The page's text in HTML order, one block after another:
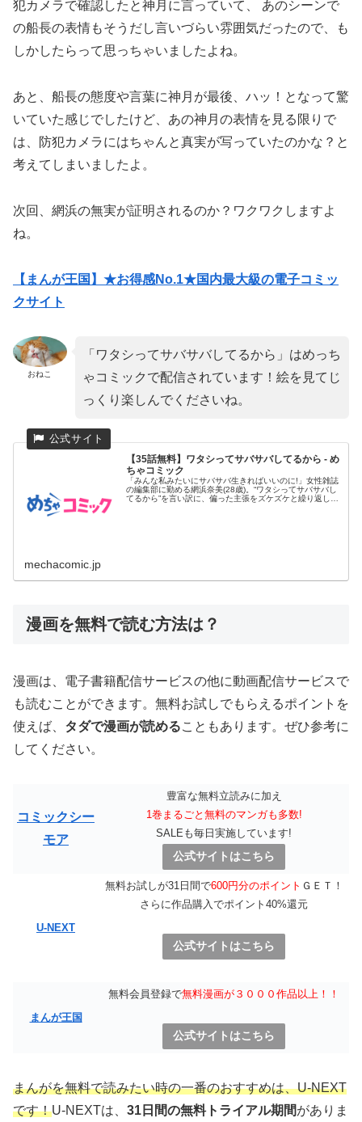
犯カメラで確認したと神月に言っていて、 あのシーンで
の船長の表情もそうだし言いづらい雰囲気だったので、も
しかしたらって思っちゃいましたよね。
あと、船長の態度や言葉に神月が最後、ハッ！となって驚
いていた感じでしたけど、あの神月の表情を見る限りで
は、防犯カメラにはちゃんと真実が写っていたのかな？と
考えてしまいましたよ。
次回、網浜の無実が証明されるのか？ワクワクしますよ
ね。
【まんが王国】★お得感No.1★国内最大級の電子コミッ
クサイト
おねこ
「ワタシってサバサバしてるから」はめっち
ゃコミックで配信されています！絵を見てじ
っくり楽しんでくださいね。
【35話無料】ワタシってサバサバしてるから - め
ちゃコミック
「みんな私みたいにサバサバ生きればいいのに!」女性雑誌
の編集部に勤める網浜奈美(28歳)。“ワタシってサバサバし
てるから”を言い訳に、偏った主張をズケズケと繰り返し、
mechacomic.jp
漫画を無料で読む方法は？
漫画は、電子書籍配信サービスの他に動画配信サービスで
も読むことができます。無料お試しでもらえるポイントを
使えば、 タダで漫画が読めることもあります。ぜひ参考に
してください。
コミックシー
モア
豊富な無料立読みに加え
1巻まるごと無料のマンガも多数!
SALEも毎日実施しています!
公式サイトはこちら
U-NEXT
無料お試しが31日間で600円分のポイント ＧＥＴ！
さらに作品購入でポイント40%還元
公式サイトはこちら
まんが王国
無料会員登録で無料漫画が３０００作品以上！！
公式サイトはこちら
まんがを無料で読みたい時の一番のおすすめは、U-NEXT
です！U-NEXTは、 31日間の無料トライアル期間がありま